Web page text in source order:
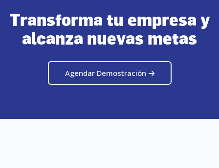
Transforma tu empresa y
alcanza nuevas metas
Agendar Demostración